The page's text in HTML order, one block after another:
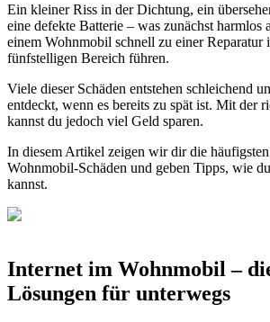
Ein kleiner Riss in der Dichtung, ein
eine defekte Batterie – was zunächst harmlos
einem Wohnmobil schnell zu einer Reparatur
fünfstelligen Bereich führen.
Viele dieser Schäden entstehen schleichend
entdeckt, wenn es bereits zu spät ist. Mit der
kannst du jedoch viel Geld sparen.
In diesem Artikel zeigen wir dir die häufigsten
Wohnmobil-Schäden und geben Tipps, wie
kannst.
Internet im Wohnmobil –
Lösungen für unterwegs